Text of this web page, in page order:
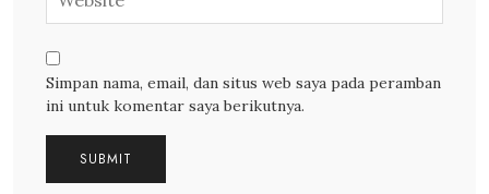
Simpan nama, email, dan situs web saya pada peramban
ini untuk komentar saya berikutnya.